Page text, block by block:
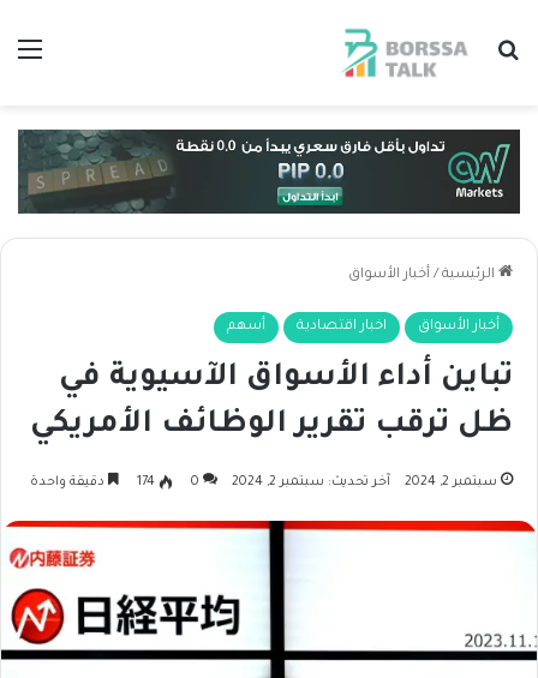
بحث عن
الرئيسية / أخبار الأسواق
أخبار الأسواق اخبار اقتصادية أسهم
تباين أداء الأسواق الآسيوية في
ظل ترقب تقرير الوظائف الأمريكي
سبتمبر 2, 2024 آخر تحديث: سبتمبر 2, 2024 0
174 دقيقة واحدة